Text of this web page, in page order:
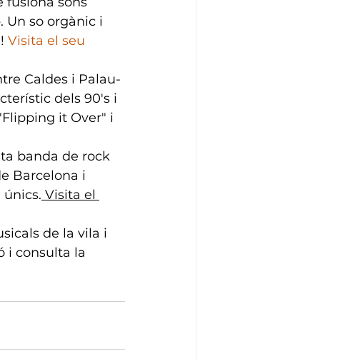
Un so orgànic i
Visita el seu
Caldes i Palau-
dels 90's i
it Over" i
banda de rock
Barcelona i
Visita el
de la vila i
i consulta la